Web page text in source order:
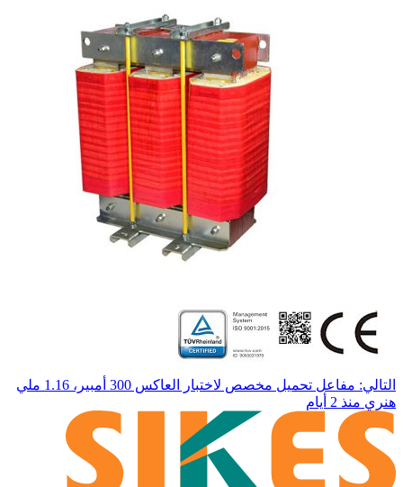
التالي: مفاعل تحميل مخصص لاختبار العاكس 300 أمبير، 1.16 ملي
هنري منذ 2 أيام